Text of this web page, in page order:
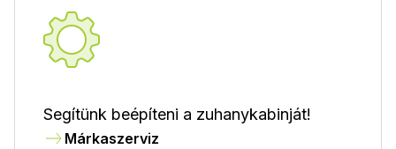
Segítünk beépíteni a zuhanykabinját!
Márkaszerviz